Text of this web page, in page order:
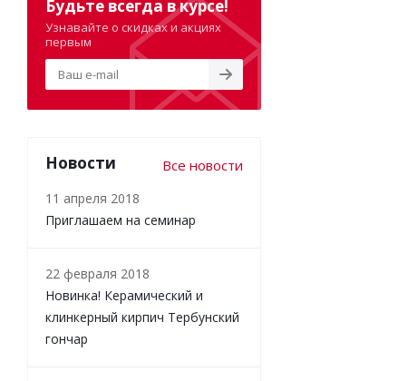
Будьте всегда в курсе!
Узнавайте о скидках и акциях
первым
Новости Все новости
11 апреля 2018
Приглашаем на семинар
22 февраля 2018
Новинка! Керамический и
клинкерный кирпич Тербунский
гончар